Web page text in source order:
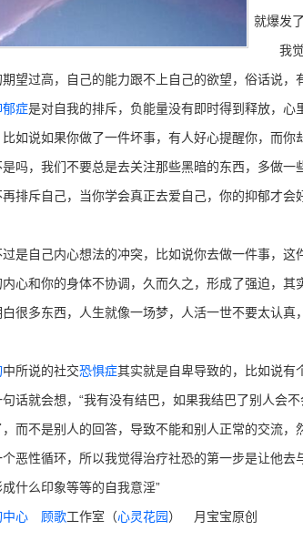
就爆发
我觉
望过高，自己的能力跟不上自己的欲望，俗话说，
郁症是对自我的排斥，负能量没有即时得到释放，心
如说如果你做了一件坏事，有人好心提醒你，而你
吗，我们不要总是去关注那些黑暗的东西，多做一
排斥自己，当你学会真正去爱自己，你的抑郁才
过是自己内心想法的冲突，比如说你去做一件事，
心和你的身体不协调，久而久之，形成了强迫，其
很多东西，人生就像一场梦，人活一世不要太认真
中所说的社交恐惧症其实就是自卑导致的，比如说有
话就会想，“我有没有结巴，如果我结巴了别人会
而不是别人的回答，导致不能和别人正常的交流，
恶性循环，所以我觉得治疗社恐的第一步是让他
什么印象等等的自我意淫”
中心 顾歌工作室（心灵花园） 月宝宝原创